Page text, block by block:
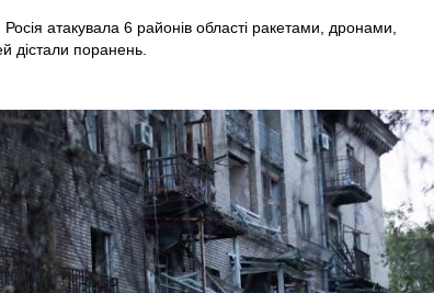
атакувала 6 районів області ракетами, дронами,
дістали поранень.